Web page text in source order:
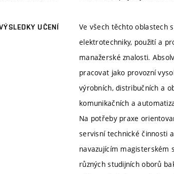
UČENÍ
Ve všech těchto oblastech
elektrotechniky, použití a
manažerské znalosti.
pracovat jako provozní
výrobních, distribučních a
komunikačních a
Na potřeby praxe
servisní technické činnosti
navazujícím magisterském
různých studijních oborů